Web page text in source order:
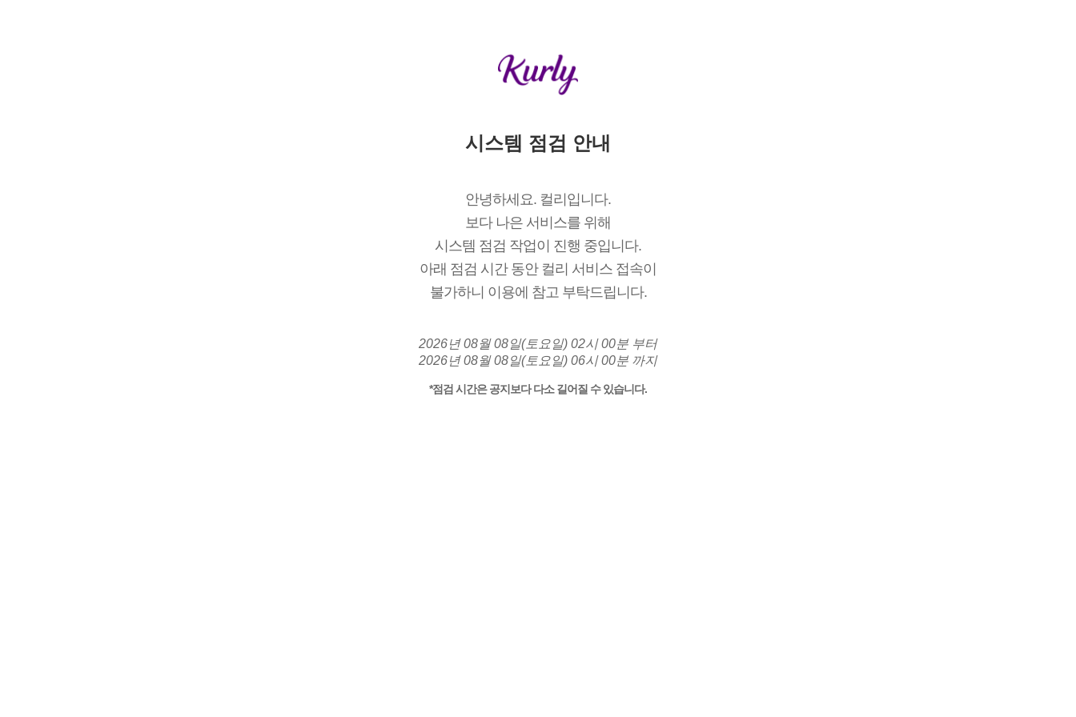
시스템 점검 안내
안녕하세요. 컬리입니다.
보다 나은 서비스를 위해
시스템 점검 작업이 진행 중입니다.
아래 점검 시간 동안 컬리 서비스 접속이
불가하니 이용에 참고 부탁드립니다.
2026년 08월 08일(토요일) 02시 00분 부터
2026년 08월 08일(토요일) 06시 00분 까지
*점검 시간은 공지보다 다소 길어질 수 있습니다.